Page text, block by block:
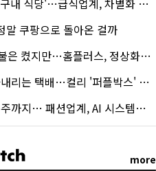
식당'…급식업계, 차별화 경쟁 본격화
말 쿠팡으로 돌아온 걸까
켰지만…홈플러스, 정상화까진 '까마득'
는 택배…컬리 '퍼플박스' 대안 될까
지… 패션업계, AI 시스템화 박차
more